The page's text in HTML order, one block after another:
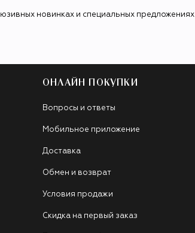
новинках и специальных предложениях
ОНЛАЙН ПОКУПКИ
Вопросы и ответы
Мобильное приложение
Доставка
Обмен и возврат
Условия продажи
Скидка на первый заказ